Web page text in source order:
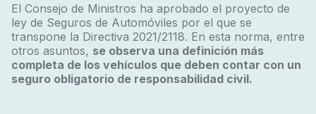
El Consejo de Ministros ha aprobado el proyecto de
ley de Seguros de Automóviles por el que se
transpone la Directiva 2021/2118. En esta norma, entre
otros asuntos, se observa una definición más
completa de los vehículos que deben contar con un
seguro obligatorio de responsabilidad civil.